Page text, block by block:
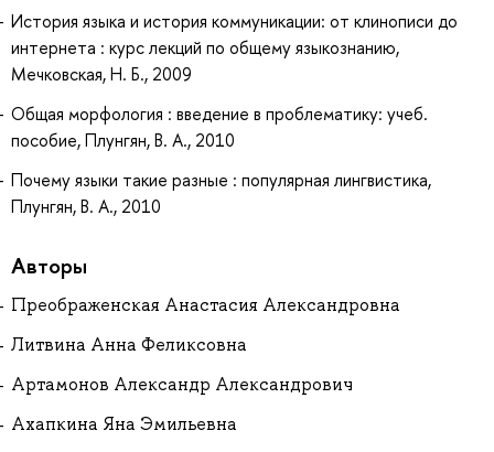
История языка и история коммуникации: от клинописи до
интернета : курс лекций по общему языкознанию,
Мечковская, Н. Б., 2009
Общая морфология : введение в проблематику: учеб.
пособие, Плунгян, В. А., 2010
Почему языки такие разные : популярная лингвистика,
Плунгян, В. А., 2010
Авторы
Преображенская Анастасия Александровна
Литвина Анна Феликсовна
Артамонов Александр Александрович
Ахапкина Яна Эмильевна